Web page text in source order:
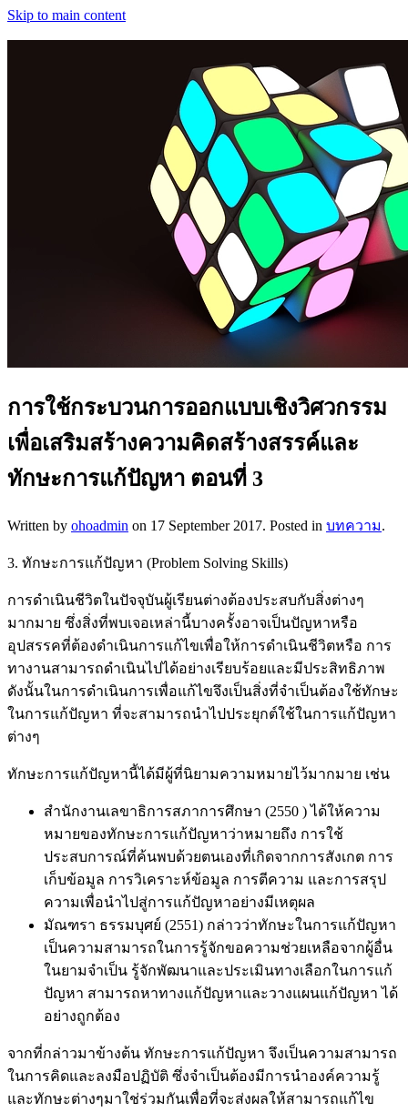
Skip to main content
การใช้กระบวนการออกแบบเชิงวิศวกรรม
เพื่อเสริมสร้างความคิดสร้างสรรค์และ
ทักษะการแก้ปัญหา ตอนที่ 3
Written by ohoadmin on 17 September 2017. Posted in บทความ.
3. ทักษะการแก้ปัญหา (Problem Solving Skills)
การดำเนินชีวิตในปัจจุบันผู้เรียนต่างต้องประสบกับสิ่งต่างๆ
มากมาย ซึ่งสิ่งที่พบเจอเหล่านี้บางครั้งอาจเป็นปัญหาหรือ
อุปสรรคที่ต้องดำเนินการแก้ไขเพื่อให้การดำเนินชีวิตหรือ การ
ทางานสามารถดำเนินไปได้อย่างเรียบร้อยและมีประสิทธิภาพ
ดังนั้นในการดำเนินการเพื่อแก้ไขจึงเป็นสิ่งที่จำเป็นต้องใช้ทักษะ
ในการแก้ปัญหา ที่จะสามารถนำไปประยุกต์ใช้ในการแก้ปัญหา
ต่างๆ
ทักษะการแก้ปัญหานี้ได้มีผู้ที่นิยามความหมายไว้มากมาย เช่น
สำนักงานเลขาธิการสภาการศึกษา (2550 ) ได้ให้ความ
หมายของทักษะการแก้ปัญหาว่าหมายถึง การใช้
ประสบการณ์ที่ค้นพบด้วยตนเองที่เกิดจากการสังเกต การ
เก็บข้อมูล การวิเคราะห์ข้อมูล การตีความ และการสรุป
ความเพื่อนำไปสู่การแก้ปัญหาอย่างมีเหตุผล
มัณฑรา ธรรมบุศย์ (2551) กล่าวว่าทักษะในการแก้ปัญหา
เป็นความสามารถในการรู้จักขอความช่วยเหลือจากผู้อื่น
ในยามจำเป็น รู้จักพัฒนาและประเมินทางเลือกในการแก้
ปัญหา สามารถหาทางแก้ปัญหาและวางแผนแก้ปัญหา ได้
อย่างถูกต้อง
จากที่กล่าวมาข้างต้น ทักษะการแก้ปัญหา จึงเป็นความสามารถ
ในการคิดและลงมือปฏิบัติ ซึ่งจำเป็นต้องมีการนำองค์ความรู้
และทักษะต่างๆมาใช่ร่วมกันเพื่อที่จะส่งผลให้สามารถแก้ไข